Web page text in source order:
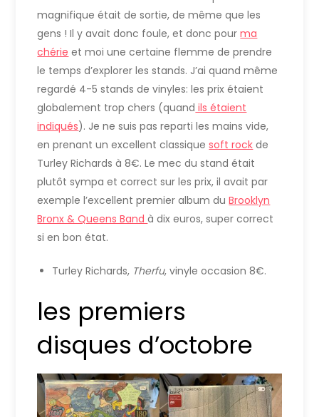
magnifique était de sortie, de même que les
gens ! Il y avait donc foule, et donc pourma
chérie et moi une certaine flemme de prendre
le temps d’explorer les stands. J’ai quand même
regardé 4-5 stands de vinyles: les prix étaient
globalement trop chers (quand ils étaient
indiqués). Je ne suis pas reparti les mains vide,
en prenant un excellent classiquesoft rock de
Turley Richards à 8€. Le mec du stand était
plutôt sympa et correct sur les prix, il avait par
exemple l’excellent premier album duBrooklyn
Bronx & Queens Bandà dix euros, super correct
si en bon état.
Turley Richards, Therfu, vinyle occasion 8€.
les premiers
disques d’octobre